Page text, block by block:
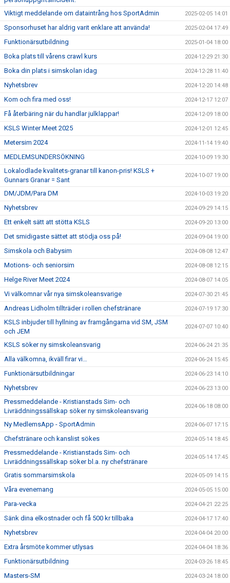
Viktigt meddelande om dataintrång hos SportAdmin
2025-02-05 14:01
Sponsorhuset har aldrig varit enklare att använda! 2025-02-04 17:49
Funktionärsutbildning 2025-01-04 18:00
Boka plats till vårens crawl kurs 2024-12-29 21:30
Boka din plats i simskolan idag 2024-12-28 11:40
Nyhetsbrev 2024-12-20 14:48
Kom och fira med oss! 2024-12-17 12:07
Få återbäring när du handlar julklappar! 2024-12-09 18:00
KSLS Winter Meet 2025 2024-12-01 12:45
Metersim 2024 2024-11-14 19:40
MEDLEMSUNDERSÖKNING 2024-10-09 19:30
Lokalodlade kvalitets-granar till kanon-pris! KSLS +
Gunnars Granar = Sant
2024-10-07 19:00
DM/JDM/Para DM 2024-10-03 19:20
Nyhetsbrev 2024-09-29 14:15
Ett enkelt sätt att stötta KSLS 2024-09-20 13:00
Det smidigaste sättet att stödja oss på! 2024-09-04 19:00
Simskola och Babysim 2024-08-08 12:47
Motions- och seniorsim 2024-08-08 12:15
Helge River Meet 2024 2024-08-07 14:05
Vi välkomnar vår nya simskoleansvarige 2024-07-30 21:45
Andreas Lidholm tillträder i rollen chefstränare 2024-07-19 17:30
KSLS inbjuder till hyllning av framgångarna vid SM, JSM
och JEM
2024-07-07 10:40
KSLS söker ny simskoleansvarig 2024-06-24 21:35
Alla välkomna, ikväll firar vi… 2024-06-24 15:45
Funktionärsutbildningar 2024-06-23 14:10
Nyhetsbrev 2024-06-23 13:00
Pressmeddelande - Kristianstads Sim- och
Livräddningssällskap söker ny simskoleansvarig
2024-06-18 08:00
Ny MedlemsApp - SportAdmin 2024-06-07 17:15
Chefstränare och kanslist sökes 2024-05-14 18:45
Pressmeddelande - Kristianstads Sim- och
Livräddningssällskap söker bl.a. ny chefstränare
2024-05-14 17:45
Gratis sommarsimskola 2024-05-09 14:15
Våra evenemang 2024-05-05 15:00
Para-vecka 2024-04-21 22:25
Sänk dina elkostnader och få 500 kr tillbaka 2024-04-17 17:40
Nyhetsbrev 2024-04-04 20:00
Extra årsmöte kommer utlysas 2024-04-04 18:36
Funktionärsutbildning 2024-03-26 18:45
Masters-SM 2024-03-24 18:00